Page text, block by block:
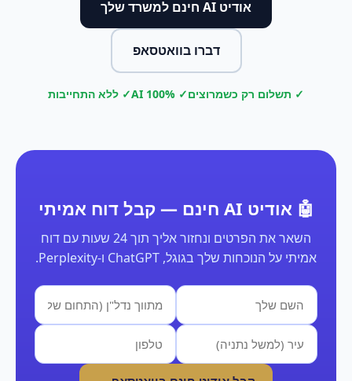
אודיט AI חינם למשרד שלך
דברו בוואטסאפ
✓ תשלום רק כשמרוצים✓ 100% AI ✓ ללא התחייבות
🤖 אודיט AI חינם — קבל דוח אמיתי
השאר את הפרטים ונחזור אליך תוך 24 שעות עם דוח
אמיתי על הנוכחות שלך בגוגל, ChatGPT ו-Perplexity.